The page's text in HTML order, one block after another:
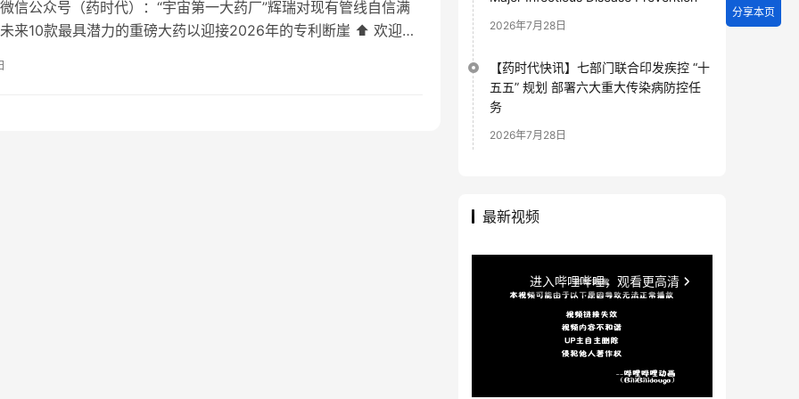
信公众号（药时代）：“宇宙第一大药厂”辉瑞对现有管线自信满
来10款最具潜力的重磅大药以迎接2026年的专利断崖 ⬆️ 欢迎参
2026年7月28日
【药时代快讯】七部门联合印发疾控 “十
五五” 规划 部署六大重大传染病防控任
务
2026年7月28日
最新视频
分享本页